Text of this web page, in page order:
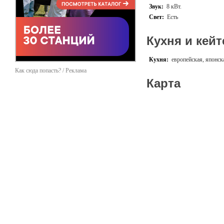
Как сюда попасть? / Реклама
Ресторанное меню Kalina
японская кухни. Шеф-
авторские прочтения
фрегула с
украшения из ягод, в том
Звук: 8 кВт.
Свет: Есть
Кухня и
Кухня: европейская,
Карта